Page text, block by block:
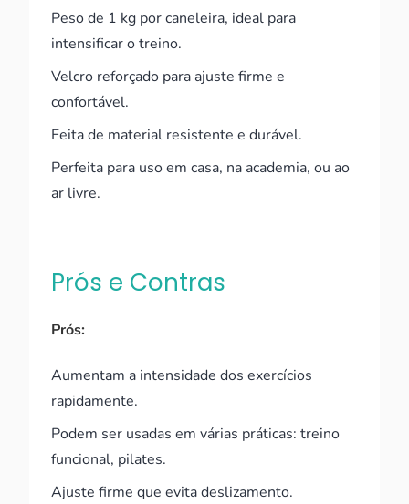
Peso de 1 kg por caneleira, ideal para
intensificar o treino.
Velcro reforçado para ajuste firme e
confortável.
Feita de material resistente e durável.
Perfeita para uso em casa, na academia, ou ao
ar livre.
Prós e Contras
Prós:
Aumentam a intensidade dos exercícios
rapidamente.
Podem ser usadas em várias práticas: treino
funcional, pilates.
Ajuste firme que evita deslizamento.